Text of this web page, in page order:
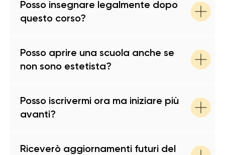
Posso insegnare legalmente dopo
questo corso?
Posso aprire una scuola anche se
non sono estetista?
Posso iscrivermi ora ma iniziare più
avanti?
Riceverò aggiornamenti futuri del